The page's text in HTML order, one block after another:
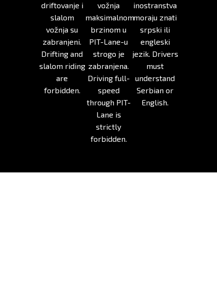
driftovanje i
slalom
vožnja su
zabranjeni.
Drifting and
slalom riding
are
forbidden.
vožnja
maksimalnom
brzinom u
PIT-Lane-u
strogo je
zabranjena.
Driving full-
speed
through PIT-
Lane is
strictly
forbidden.
inostranstva
moraju znati
srpski ili
engleski
jezik. Drivers
must
understand
Serbian or
English.